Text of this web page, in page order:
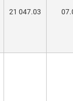
21 047.03